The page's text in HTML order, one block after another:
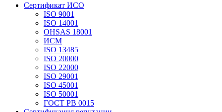
Сертификат ИСО
ISO 9001
ISO 14001
OHSAS 18001
ИСМ
ISO 13485
ISO 20000
ISO 22000
ISO 29001
ISO 45001
ISO 50001
ГОСТ РВ 0015